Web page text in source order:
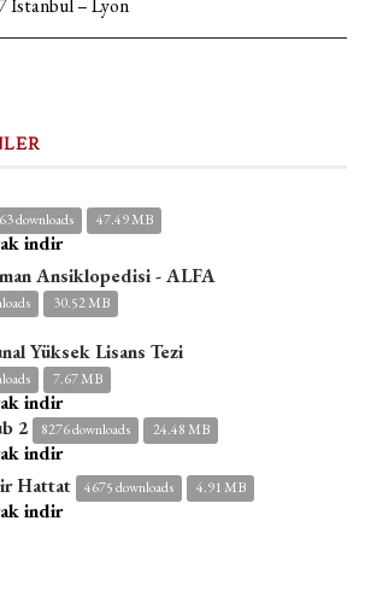
İstanbul – Lyon
downloads 47.49 MB
indir
Ansiklopedisi - ALFA
30.52 MB
Yüksek Lisans Tezi
7.67 MB
indir
2
8276 downloads 24.48 MB
indir
Hattat
4675 downloads 4.91 MB
indir